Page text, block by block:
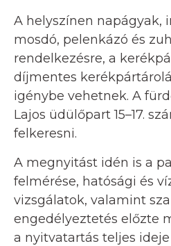
A helyszínen napágyak,
mosdó, pelenkázó és
rendelkezésre, a
díjmentes
igénybe vehetnek. A
Lajos üdülőpart 15–17.
felkeresni.
A megnyitást idén is a
felmérése, hatósági és
vizsgálatok, valamint
engedélyeztetés előzte
a nyitvatartás teljes